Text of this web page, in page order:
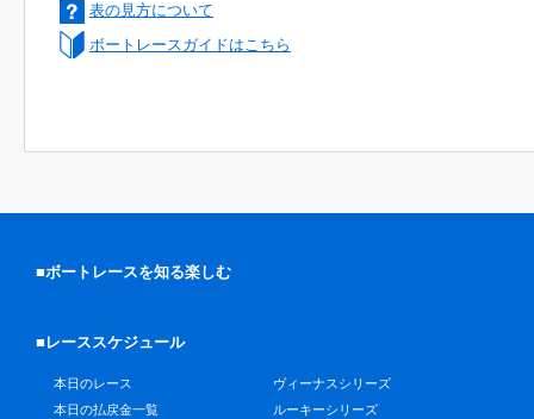
表の見方について
ボートレースガイドはこちら
■ボートレースを知る楽しむ
■レーススケジュール
本日のレース
本日の払戻金一覧
ヴィーナスシリーズ
ルーキーシリーズ